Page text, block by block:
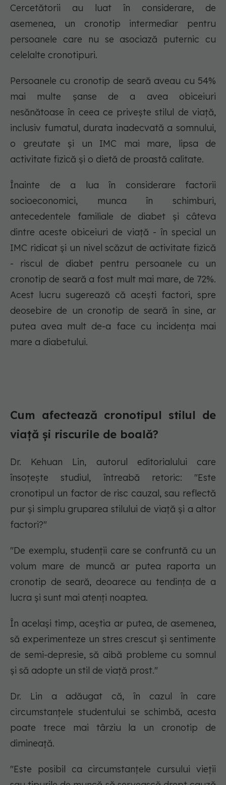
Cercetătorii au luat în considerare, de
asemenea, un cronotip intermediar pentru
persoanele care nu se asociază puternic cu
celelalte cronotipuri.
Persoanele cu cronotip de seară aveau cu 54%
mai multe șanse de a avea obiceiuri
nesănătoase în ceea ce privește stilul de viață,
inclusiv fumatul, durata inadecvată a somnului,
o greutate și un IMC mai mare, lipsa de
activitate fizică și o dietă de proastă calitate.
Înainte de a lua în considerare factorii
socioeconomici, munca în schimburi,
antecedentele familiale de diabet și câteva
dintre aceste obiceiuri de viață - în special un
IMC ridicat și un nivel scăzut de activitate fizică
- riscul de diabet pentru persoanele cu un
cronotip de seară a fost mult mai mare, de 72%.
Acest lucru sugerează că acești factori, spre
deosebire de un cronotip de seară în sine, ar
putea avea mult de-a face cu incidența mai
mare a diabetului.
Cum afectează cronotipul stilul de
viață și riscurile de boală?
Dr. Kehuan Lin, autorul editorialului care
însoțește studiul, întreabă retoric: "Este
cronotipul un factor de risc cauzal, sau reflectă
pur și simplu gruparea stilului de viață și a altor
factori?"
"De exemplu, studenții care se confruntă cu un
volum mare de muncă ar putea raporta un
cronotip de seară, deoarece au tendința de a
lucra și sunt mai atenți noaptea.
În același timp, aceștia ar putea, de asemenea,
să experimenteze un stres crescut și sentimente
de semi-depresie, să aibă probleme cu somnul
și să adopte un stil de viață prost."
Dr. Lin a adăugat că, în cazul în care
circumstanțele studentului se schimbă, acesta
poate trece mai târziu la un cronotip de
dimineață.
"Este posibil ca circumstanțele cursului vieții